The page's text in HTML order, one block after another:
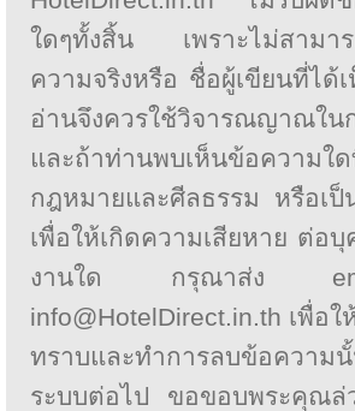
ใดๆทั้งสิ้น เพราะไม่สามาร
ความจริงหรือ ชื่อผู้เขียนที่ได้
อ่านจึงควรใช้วิจารณญาณใน
และถ้าท่านพบเห็นข้อความใ
กฎหมายและศีลธรรม หรือเป็
เพื่อให้เกิดความเสียหาย ต่อ
งานใด กรุณาส่ง
info@HotelDirect.in.th เพื่อ
ทราบและทำการลบข้อคว
ระบบต่อไป ขอขอบพระคุณ